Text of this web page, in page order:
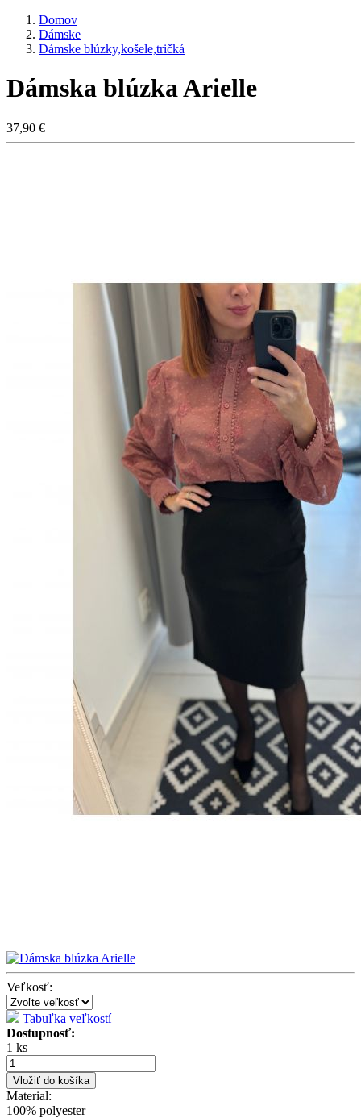
Domov
Dámske
Dámske blúzky,košele,tričká
Dámska blúzka Arielle
37,90 €
Veľkosť:
Tabuľka veľkostí
Dostupnosť:
1 ks
Vložiť do košíka
Material:
100% polyester